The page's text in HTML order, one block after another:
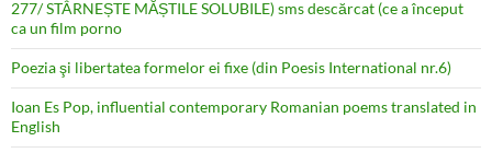
277/ STÂRNEȘTE MĂȘTILE SOLUBILE) sms descărcat (ce a început
ca un film porno
Poezia şi libertatea formelor ei fixe (din Poesis International nr.6)
Ioan Es Pop, influential contemporary Romanian poems translated in
English